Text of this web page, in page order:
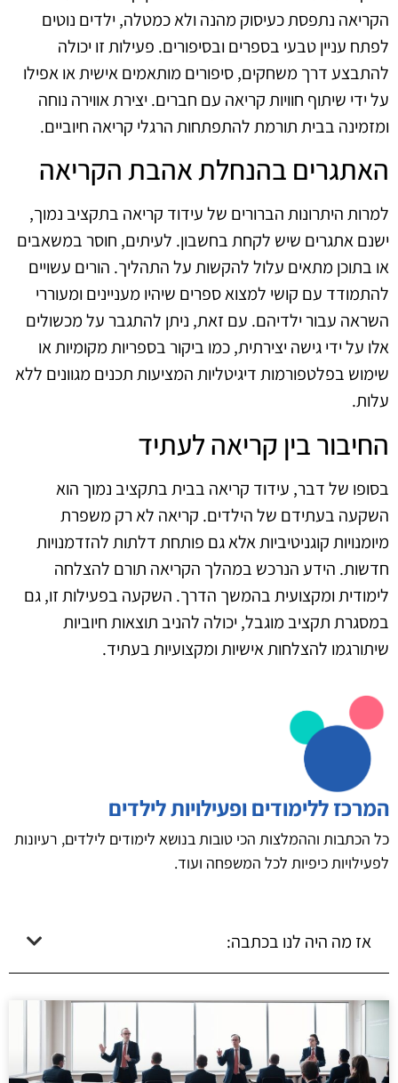
הקריאה נתפסת כעיסוק מהנה ולא כמטלה, ילדים נוטים
לפתח עניין טבעי בספרים ובסיפורים. פעילות זו יכולה
להתבצע דרך משחקים, סיפורים מותאמים אישית או אפילו
על ידי שיתוף חוויות קריאה עם חברים. יצירת אווירה נוחה
ומזמינה בבית תורמת להתפתחות הרגלי קריאה חיוביים.
האתגרים בהנחלת אהבת הקריאה
למרות היתרונות הברורים של עידוד קריאה בתקציב נמוך,
ישנם אתגרים שיש לקחת בחשבון. לעיתים, חוסר במשאבים
או בתוכן מתאים עלול להקשות על התהליך. הורים עשויים
להתמודד עם קושי למצוא ספרים שיהיו מעניינים ומעוררי
השראה עבור ילדיהם. עם זאת, ניתן להתגבר על מכשולים
אלו על ידי גישה יצירתית, כמו ביקור בספריות מקומיות או
שימוש בפלטפורמות דיגיטליות המציעות תכנים מגוונים ללא
עלות.
החיבור בין קריאה לעתיד
בסופו של דבר, עידוד קריאה בבית בתקציב נמוך הוא
השקעה בעתידם של הילדים. קריאה לא רק משפרת
מיומנויות קוגניטיביות אלא גם פותחת דלתות להזדמנויות
חדשות. הידע הנרכש במהלך הקריאה תורם להצלחה
לימודית ומקצועית בהמשך הדרך. השקעה בפעילות זו, גם
במסגרת תקציב מוגבל, יכולה להניב תוצאות חיוביות
שיתורגמו להצלחות אישיות ומקצועיות בעתיד.
המרכז ללימודים ופעילויות לילדים
כל הכתבות וההמלצות הכי טובות בנושא לימודים לילדים, רעיונות
לפעילויות כיפיות לכל המשפחה ועוד.
אז מה היה לנו בכתבה: